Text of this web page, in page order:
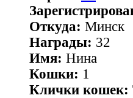
Откуда: Минск
Награды: 32
Имя: Нина
Кошки: 1
Клички кошек: